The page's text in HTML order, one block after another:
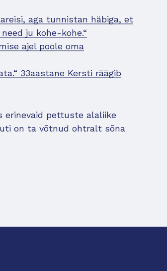
aga tunnistan häbiga, et
ju kohe-kohe.“
ajel poole oma
33aastane Kersti räägib
erinevaid pettuste alaliike
on ta võtnud ohtralt sõna